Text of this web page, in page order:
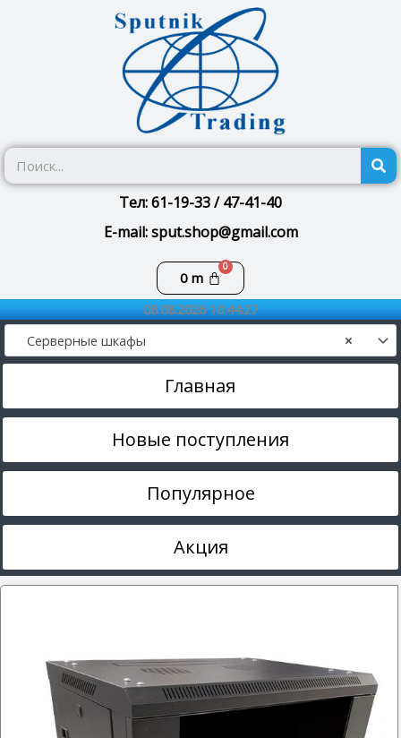
Тел: 61-19-33 / 47-41-40
E-mail: sput.shop@gmail.com
0m
Корзина
08.08.2026 10:44:27
×
Серверные шкафы
Главная
Новые поступления
Популярное
Акция